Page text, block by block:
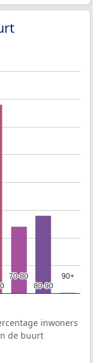
70-80
70-80
80-90
80-90
90+
90+
inwoners
de buurt